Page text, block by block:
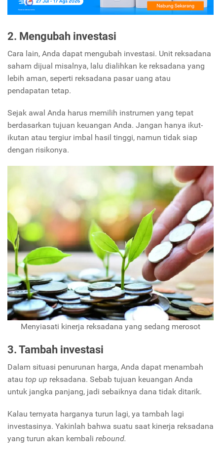
2. Mengubah investasi
Cara lain, Anda dapat mengubah investasi. Unit reksadana
saham dijual misalnya, lalu dialihkan ke reksadana yang
lebih aman, seperti reksadana pasar uang atau
pendapatan tetap.
Sejak awal Anda harus memilih instrumen yang tepat
berdasarkan tujuan keuangan Anda. Jangan hanya ikut-
ikutan atau tergiur imbal hasil tinggi, namun tidak siap
dengan risikonya.
Menyiasati kinerja reksadana yang sedang merosot
3. Tambah investasi
Dalam situasi penurunan harga, Anda dapat menambah
atau top up reksadana. Sebab tujuan keuangan Anda
untuk jangka panjang, jadi sebaiknya dana tidak ditarik.
Kalau ternyata harganya turun lagi, ya tambah lagi
investasinya. Yakinlah bahwa suatu saat kinerja reksadana
yang turun akan kembali rebound.